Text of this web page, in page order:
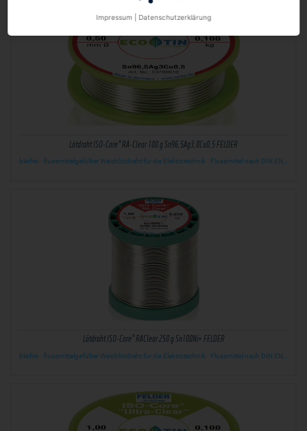
Lötdraht ISO-Core® RA-Clear 100 g Sn96,5Ag3,0Cu0,5 FELDER
bleifrei · flussmittelgefüllter Weichlötdraht für die Elektrotechnik · Flussmittel nach DIN EN…
Lötdraht ISO-Core® RAClear 250 g Sn100Ni+ FELDER
bleifrei · flussmittelgefüllter Weichlötdraht für die Elektrotechnik · Flussmittel nach DIN EN…
Impressum Datenschutzerklärung